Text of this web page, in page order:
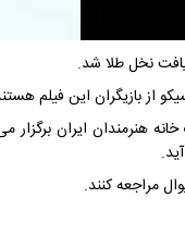
از بازیگران این فیلم
تا ۲۲ خرداد در سینماتک خانه
مراجعه کنند.